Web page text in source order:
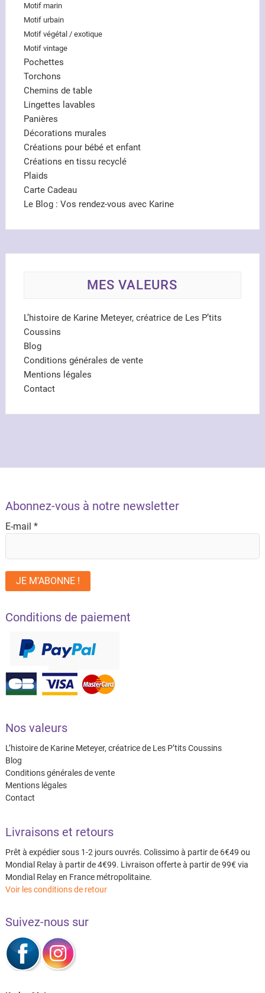
Motif marin
Motif urbain
Motif végétal / exotique
Motif vintage
Pochettes
Torchons
Chemins de table
Lingettes lavables
Panières
Décorations murales
Créations pour bébé et enfant
Créations en tissu recyclé
Plaids
Carte Cadeau
Le Blog : Vos rendez-vous avec Karine
MES VALEURS
L’histoire de Karine Meteyer, créatrice de Les P’tits
Coussins
Blog
Conditions générales de vente
Mentions légales
Contact
Abonnez-vous à notre newsletter
E-mail *
Conditions de paiement
Nos valeurs
L’histoire de Karine Meteyer, créatrice de Les P’tits Coussins
Blog
Conditions générales de vente
Mentions légales
Contact
Livraisons et retours
Prêt à expédier sous 1-2 jours ouvrés. Colissimo à partir de 6€49 ou
Mondial Relay à partir de 4€99. Livraison offerte à partir de 99€ via
Mondial Relay en France métropolitaine.
Voir les conditions de retour
Suivez-nous sur